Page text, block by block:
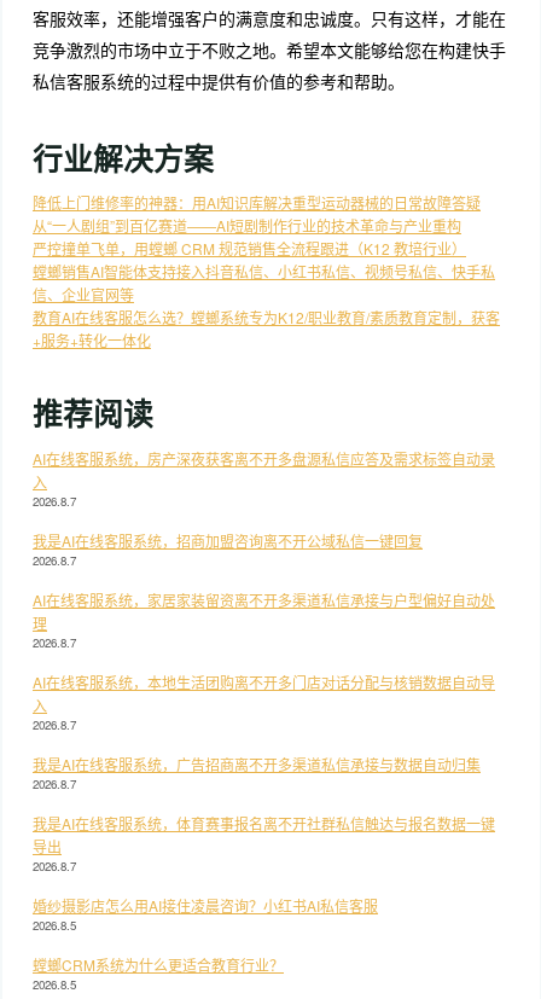
客服效率，还能增强客户的满意度和忠诚度。只有这样，才能在
竞争激烈的市场中立于不败之地。希望本文能够给您在构建快手
私信客服系统的过程中提供有价值的参考和帮助。
行业解决方案
降低上门维修率的神器：用AI知识库解决重型运动器械的日常故障答疑
从“一人剧组”到百亿赛道——AI短剧制作行业的技术革命与产业重构
严控撞单飞单，用螳螂 CRM 规范销售全流程跟进（K12 教培行业）
螳螂销售AI智能体支持接入抖音私信、小红书私信、视频号私信、快手私
信、企业官网等
教育AI在线客服怎么选？螳螂系统专为K12/职业教育/素质教育定制，获客
+服务+转化一体化
推荐阅读
AI在线客服系统，房产深夜获客离不开多盘源私信应答及需求标签自动录
入
2026.8.7
我是AI在线客服系统，招商加盟咨询离不开公域私信一键回复
2026.8.7
AI在线客服系统，家居家装留资离不开多渠道私信承接与户型偏好自动处
理
2026.8.7
AI在线客服系统，本地生活团购离不开多门店对话分配与核销数据自动导
入
2026.8.7
我是AI在线客服系统，广告招商离不开多渠道私信承接与数据自动归集
2026.8.7
我是AI在线客服系统，体育赛事报名离不开社群私信触达与报名数据一键
导出
2026.8.7
婚纱摄影店怎么用AI接住凌晨咨询？小红书AI私信客服
2026.8.5
螳螂CRM系统为什么更适合教育行业？
2026.8.5